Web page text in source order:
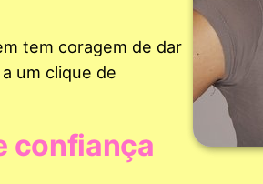
tem coragem de dar
um clique de
confiança